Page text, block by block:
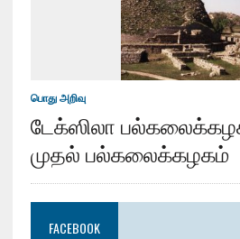
பொது அறிவு
டேக்ஸிலா
முதல் பல்கலைக்கழகம்
FACEBOOK